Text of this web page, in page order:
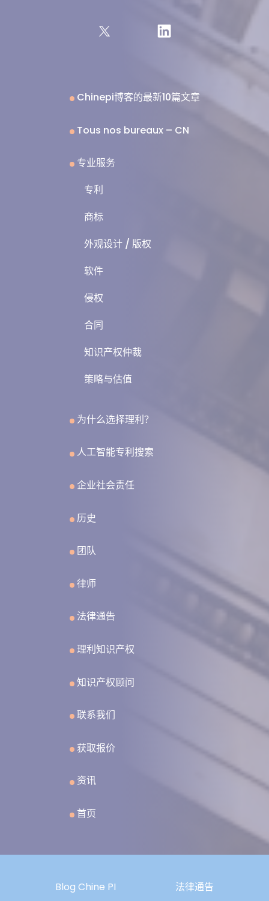
Chinepi博客的最新10篇文章
Tous nos bureaux – CN
专业服务
专利
商标
外观设计 / 版权
软件
侵权
合同
知识产权仲裁
策略与估值
为什么选择理利？
人工智能专利搜索
企业社会责任
历史
团队
律师
法律通告
理利知识产权
知识产权顾问
联系我们
获取报价
资讯
首页
Blog Chine PI 法律通告